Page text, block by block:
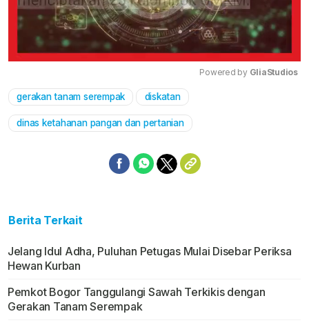
Powered by GliaStudios
gerakan tanam serempak diskatan
dinas ketahanan pangan dan pertanian
Berita Terkait
Jelang Idul Adha, Puluhan Petugas Mulai Disebar Periksa
Hewan Kurban
Pemkot Bogor Tanggulangi Sawah Terkikis dengan
Gerakan Tanam Serempak